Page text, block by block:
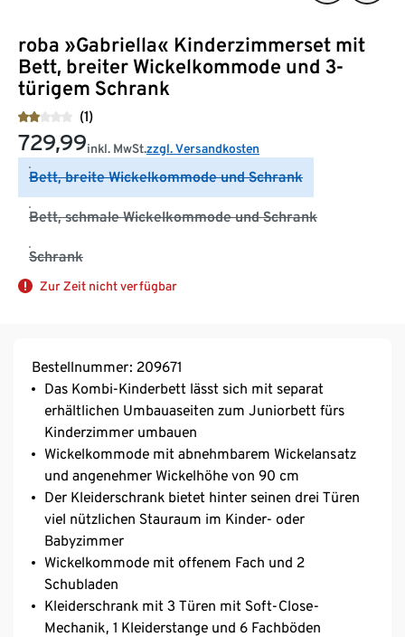
roba »Gabriella« Kinderzimmerset mit
Bett, breiter Wickelkommode und 3-
türigem Schrank
(1)
729,99inkl. MwSt.zzgl. Versandkosten
Bett, breite Wickelkommode und Schrank
Bett, schmale Wickelkommode und Schrank
Schrank
Zur Zeit nicht verfügbar
Bestellnummer: 209671
Das Kombi-Kinderbett lässt sich mit separat
erhältlichen Umbauaseiten zum Juniorbett fürs
Kinderzimmer umbauen
Wickelkommode mit abnehmbarem Wickelansatz
und angenehmer Wickelhöhe von 90 cm
Der Kleiderschrank bietet hinter seinen drei Türen
viel nützlichen Stauraum im Kinder- oder
Babyzimmer
Wickelkommode mit offenem Fach und 2
Schubladen
Kleiderschrank mit 3 Türen mit Soft-Close-
Mechanik, 1 Kleiderstange und 6 Fachböden